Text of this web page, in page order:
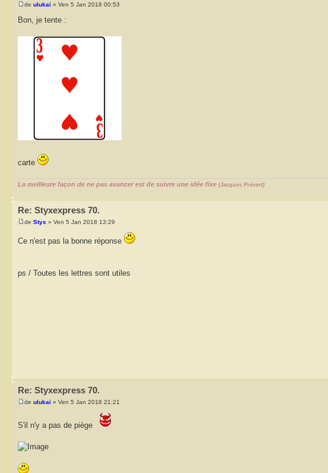
de ulukai » Ven 5 Jan 2018 00:53
Bon, je tente :
carte
La meilleure façon de ne pas avancer est de suivre une idée fixe (Jacques Prévert)
Re: Styxexpress 70.
de Styx » Ven 5 Jan 2018 13:29
Ce n'est pas la bonne réponse
ps / Toutes les lettres sont utiles
Re: Styxexpress 70.
de ulukai » Ven 5 Jan 2018 21:21
S'il n'y a pas de piège